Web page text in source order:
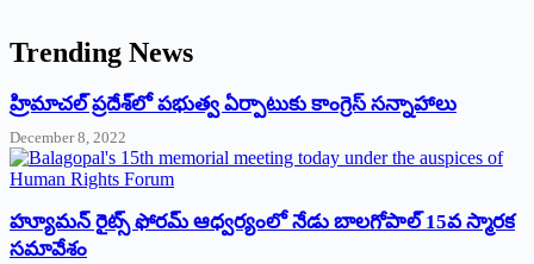
Trending News
‌హ్రిమాచల్‌ ‌ప్రదేశ్‌లో పభుత్వ ఏర్పాటుకు కాంగ్రెస్‌ ‌సన్నాహాలు
December 8, 2022
హ్యూమన్‌ రైట్స్‌ ఫోరమ్‌ ఆధ్వర్యంలో నేడు బాలగోపాల్‌ 15వ స్మారక
సమావేశం